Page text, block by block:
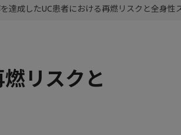
達成したUC患者における再燃リスクと全身性
リスクと